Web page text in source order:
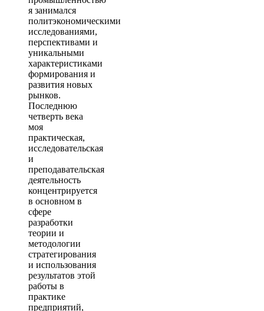
я занимался
политэкономическими
исследованиями,
перспективами и
уникальными
характеристиками
формирования и
развития новых
рынков.
Последнюю
четверть века
моя
практическая,
исследовательская
и
преподавательская
деятельность
концентрируется
в основном в
сфере
разработки
теории и
методологии
стратегирования
и использования
результатов этой
работы в
практике
предприятий,